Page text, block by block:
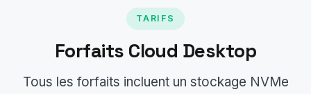
TARIFS
Forfaits Cloud Desktop
Tous les forfaits incluent un stockage NVMe